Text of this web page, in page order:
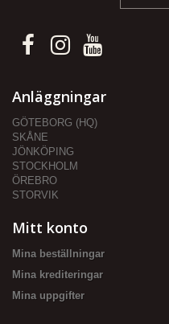
Anläggningar
GÖTEBORG (HQ)
SKÅNE
JÖNKÖPING
STOCKHOLM
ÖREBRO
STORVIK
Mitt konto
Mina beställningar
Mina krediteringar
Mina uppgifter